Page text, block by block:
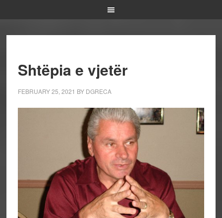
Shtëpia e vjetër
FEBRUARY 25, 2021 BY DGRECA